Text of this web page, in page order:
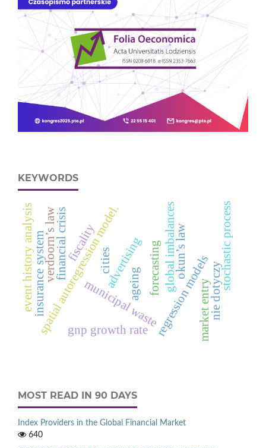
KEYWORDS
forecasting
municipal wasteregression models
cities
spatial autoregression model. market entry
advertising global imbalances
financial crisis
gnp growth rate
okun’s law
nie dotyczy
insurance system
event history analysisverdoorn’s law
ageing stochastic process
fiscality
MOST READ IN 90 DAYS
Index Providers in the Global Financial Market
640